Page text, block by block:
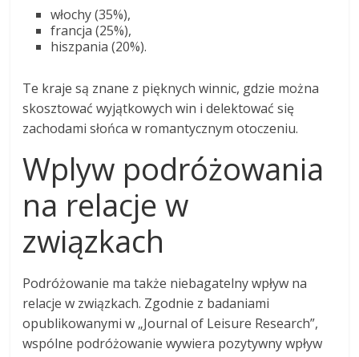
włochy (35%),
francja (25%),
hiszpania (20%).
Te kraje są znane z pięknych winnic, gdzie można
skosztować wyjątkowych win i delektować się
zachodami słońca w romantycznym otoczeniu.
Wplyw podróżowania
na relacje w
związkach
Podróżowanie ma także niebagatelny wpływ na
relacje w związkach. Zgodnie z badaniami
opublikowanymi w „Journal of Leisure Research”,
wspólne podróżowanie wywiera pozytywny wpływ